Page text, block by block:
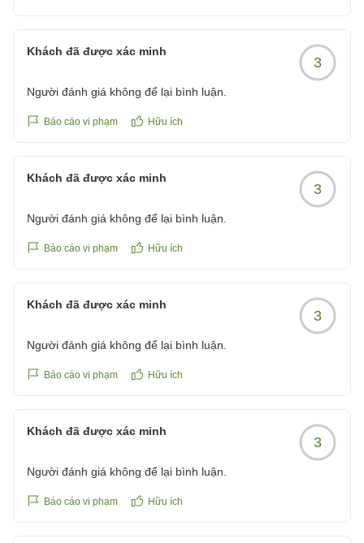
Khách đã được xác minh
3
Người đánh giá không để lại bình luận.
Báo cáo vi phạm Hữu ích
Khách đã được xác minh
3
Người đánh giá không để lại bình luận.
Báo cáo vi phạm Hữu ích
Khách đã được xác minh
3
Người đánh giá không để lại bình luận.
Báo cáo vi phạm Hữu ích
Khách đã được xác minh
3
Người đánh giá không để lại bình luận.
Báo cáo vi phạm Hữu ích